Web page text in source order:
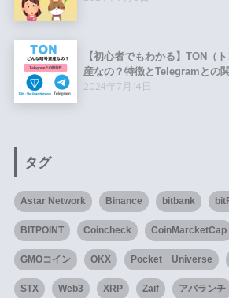
【初心者でもわかる】TON（
産なの？特徴とTelegramとの
2024年7月14日
タグ
Astar Network Binance bitbank
BITPOINT Coincheck CoinMarcketCap
GMOコイン OKX Pocket Universe
STX Web3 XRP Zaif アバランチ